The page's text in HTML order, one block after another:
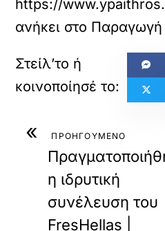
https://
ανήκει στο Παραγωγή
« ΠΡΟΗΓΟΥΜΕΝΟ
η ιδρυτική
συνέλευση του
FresHellas |